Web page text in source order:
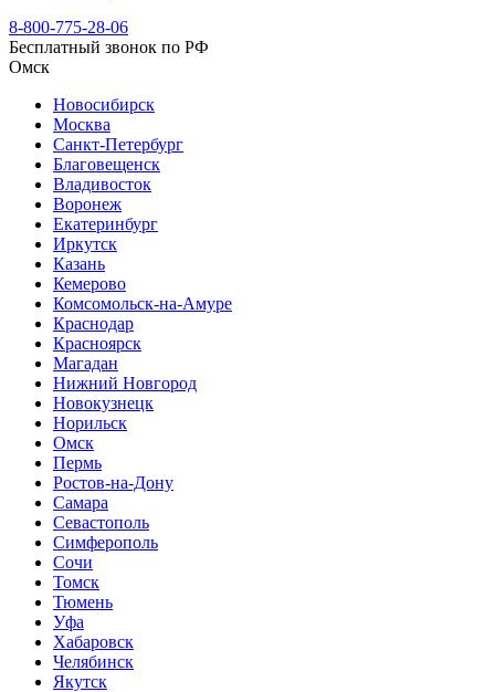
8-800-775-28-06
Бесплатный звонок по РФ
Омск
Новосибирск
Москва
Санкт-Петербург
Благовещенск
Владивосток
Воронеж
Екатеринбург
Иркутск
Казань
Кемерово
Комсомольск-на-Амуре
Краснодар
Красноярск
Магадан
Нижний Новгород
Новокузнецк
Норильск
Омск
Пермь
Ростов-на-Дону
Самара
Севастополь
Симферополь
Сочи
Томск
Тюмень
Уфа
Хабаровск
Челябинск
Якутск